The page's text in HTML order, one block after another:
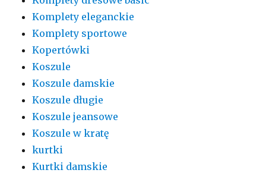
Komplety eleganckie
Komplety sportowe
Kopertówki
Koszule
Koszule damskie
Koszule długie
Koszule jeansowe
Koszule w kratę
kurtki
Kurtki damskie